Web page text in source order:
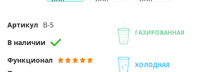
Артикул B-5
В наличии
Функционал
ГАЗИРОВАННАЯ
ХОЛОДНАЯ